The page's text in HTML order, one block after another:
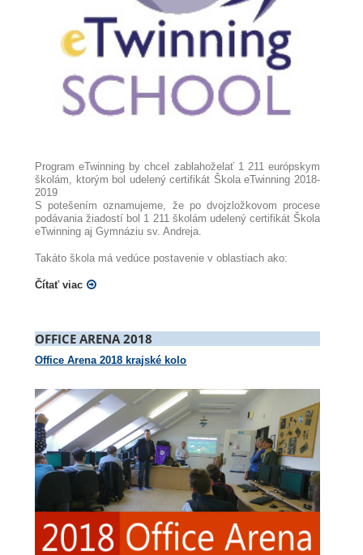
Program eTwinning by chcel zablahoželať 1 211 európskym
školám, ktorým bol udelený certifikát Škola eTwinning 2018-
2019
S potešením oznamujeme, že po dvojzložkovom procese
podávania žiadostí bol 1 211 školám udelený certifikát Škola
eTwinning aj Gymnáziu sv. Andreja.
Takáto škola má vedúce postavenie v oblastiach ako:
Čítať viac
OFFICE ARENA 2018
Office Arena 2018 krajské kolo